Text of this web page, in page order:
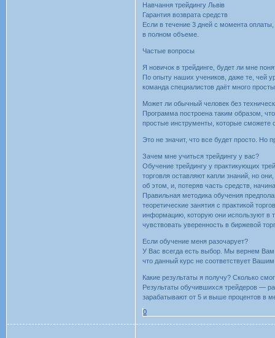
Навчання трейдингу Львів
Гарантия возврата средств
Если в течение 3 дней с момента
в полном объеме.
Частые вопросы
Я новичок в трейдинге, будет ли мне
По опыту наших учеников, даже те, чей
команда специалистов даёт много
Может ли обычный человек без
Программа построена таким образом,
простые инструменты, которые сможете
Это не значит, что все будет просто. Но
Зачем мне учиться трейдингу у вас?
Обучение трейдингу у практикующих
торговля оставляют капли знаний, но
об этом, и, потеряв часть средств,
Правильная методика обучения
теоретические занятия с практикой
информацию, которую они используют в
чувствовать уверенность в биржевой
Если обучение меня разочарует?
У Вас всегда есть выбор. Мы вернем Вам
что данный курс не соответствует
Какие результаты я получу? Сколько
Результаты обучившихся трейдеров —
зарабатывают от 5 и выше процентов в
0